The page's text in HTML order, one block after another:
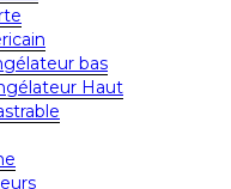
bas
Haut